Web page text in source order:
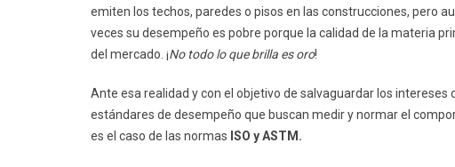
emiten los techos, paredes o pisos en las construcciones, pero
veces su desempeño es pobre porque la calidad de la materia
del mercado. ¡No todo lo que brilla es oro!
Ante esa realidad y con el objetivo de salvaguardar los
estándares de desempeño que buscan medir y normar el
es el caso de las normas ISO y ASTM.